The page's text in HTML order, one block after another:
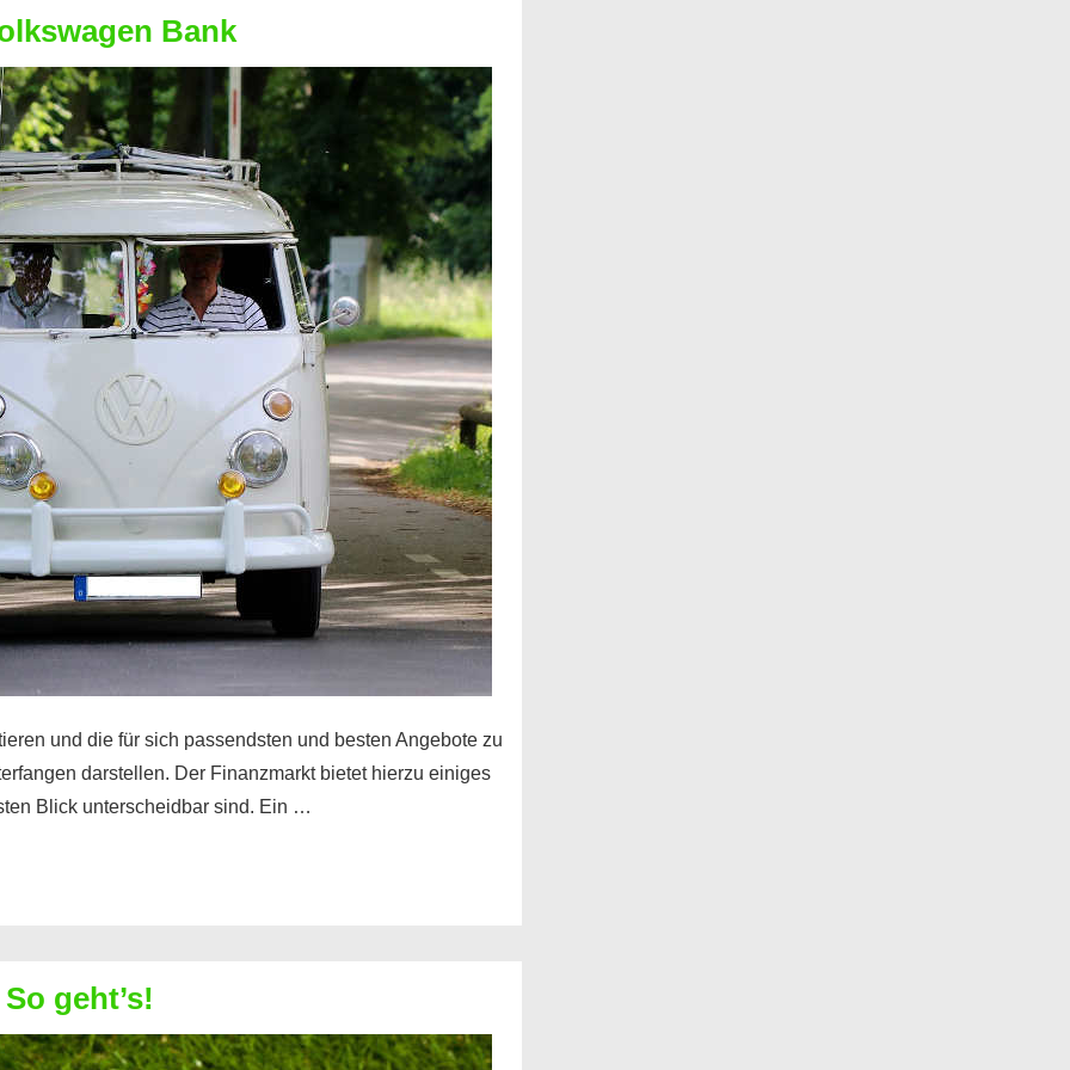
Bank
und die für sich passendsten und besten Angebote zu
darstellen. Der Finanzmarkt bietet hierzu einiges
Blick unterscheidbar sind. Ein …
geht’s!